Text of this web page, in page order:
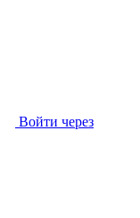
Войти через